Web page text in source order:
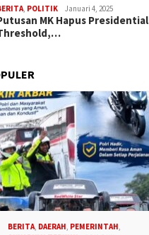
POLITIK Januari 4, 2025
MK Hapus Presidential
BERITA, DAERAH, PEMERINTAH,